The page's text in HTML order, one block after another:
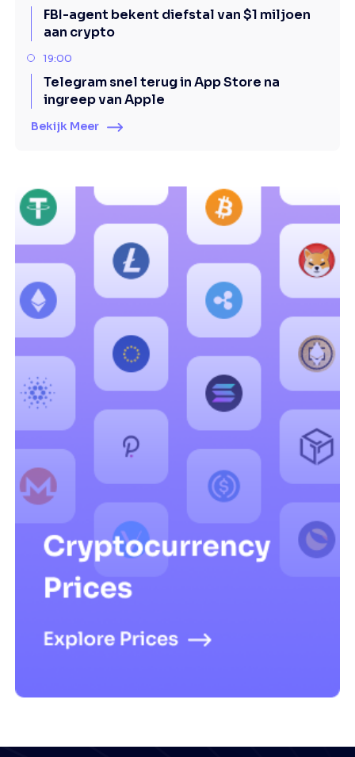
FBI-agent bekent diefstal van $1 miljoen
aan crypto
19:00
Telegram snel terug in App Store na
ingreep van Apple
Bekijk Meer